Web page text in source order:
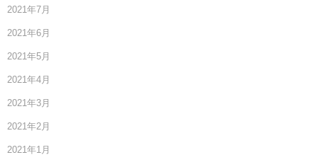
2021年7月
2021年6月
2021年5月
2021年4月
2021年3月
2021年2月
2021年1月